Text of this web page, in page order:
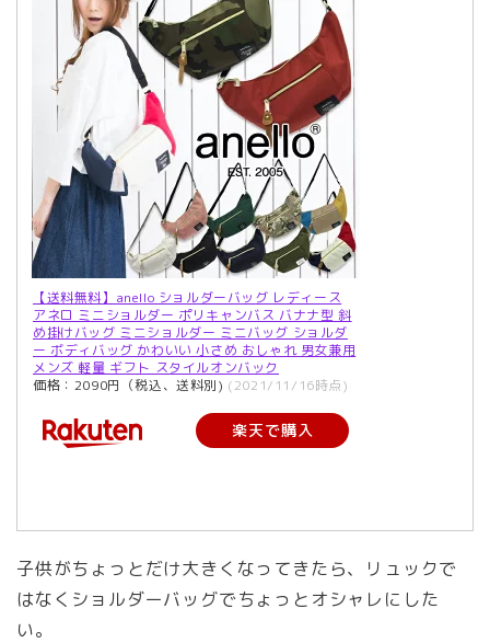
【送料無料】anello ショルダーバッグ レディース
アネロ ミニショルダー ポリキャンバス バナナ型 斜
め掛けバッグ ミニショルダー ミニバッグ ショルダ
ー ボディバッグ かわいい 小さめ おしゃれ 男女兼用
メンズ 軽量 ギフト スタイルオンバック
価格：2090円（税込、送料別) (2021/11/16時点)
楽天で購入
子供がちょっとだけ大きくなってきたら、リュックで
はなくショルダーバッグでちょっとオシャレにした
い。